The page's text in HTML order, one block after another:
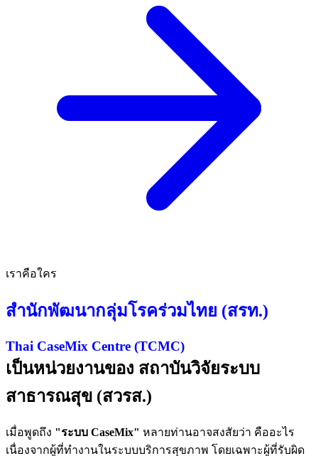
เราคือใคร
สำนักพัฒนากลุ่มโรคร่วมไทย (สรท.)
Thai CaseMix Centre (TCMC)
เป็นหน่วยงานของ สถาบันวิจัยระบบ
สาธารณสุข (สวรส.)
เมื่อพูดถึง "ระบบ CaseMix" หลายท่านอาจสงสัยว่า คืออะไร
เนื่องจากผู้ที่ทำงานในระบบบริการสุขภาพ โดยเฉพาะผู้ที่รับผิด